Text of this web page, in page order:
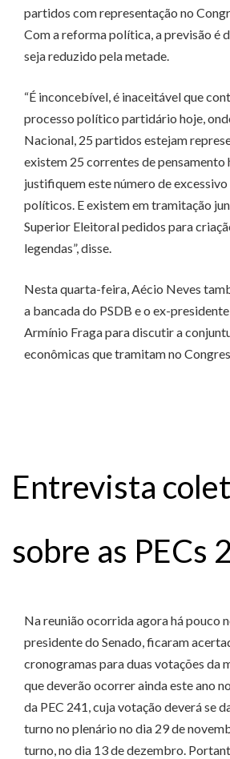
partidos com representação no
Com a reforma política, a previsão é
seja reduzido pela metade.
“É inconcebível, é inaceitável que
processo político partidário hoje,
Nacional, 25 partidos estejam
existem 25 correntes de pensamento
justifiquem este número de
políticos. E existem em tramitação
Superior Eleitoral pedidos para
legendas”, disse.
Nesta quarta-feira, Aécio Neves
a bancada do PSDB e o ex-
Armínio Fraga para discutir a
econômicas que tramitam no
Entrevista
sobre as PECs
Na reunião ocorrida agora há pouco
presidente do Senado, ficaram
cronogramas para duas votações da
que deverão ocorrer ainda este ano
da PEC 241, cuja votação deverá se
turno no plenário no dia 29 de
turno, no dia 13 de dezembro.